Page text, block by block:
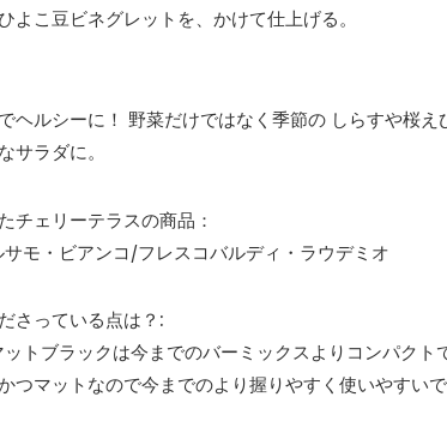
こ豆ビネグレットを、かけて仕上げる。
ヘルシーに！ 野菜だけではなく季節の しらすや桜
サラダに。
チェリーテラスの商品：
モ・ビアンコ/フレスコバルディ・ラウデミオ
さっている点は？:
トブラックは今までのバーミックスよりコンパクト
つマットなので今までのより握りやすく使いやすいで